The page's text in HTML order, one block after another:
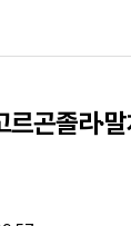
곤졸라·